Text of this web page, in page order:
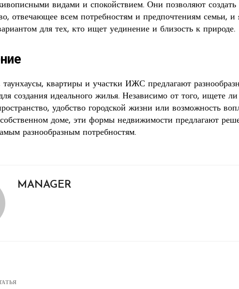
видами и спокойствием. Они позволяют создать
отвечающее всем потребностям и предпочтениям семьи, и
для тех, кто ищет уединение и близость к природе.
таунхаусы, квартиры и участки ИЖС предлагают
создания идеального жилья. Независимо от того, ищете
удобство городской жизни или возможность
доме, эти формы недвижимости предлагают
разнообразным потребностям.
MANAGER